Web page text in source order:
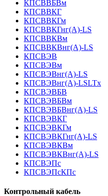
КПСВВБВм
КПСВВКГ
КПСВВКГм
КПСВВКГнг(А)-LS
КПСВВКВм
КПСВВКВнг(А)-LS
КПСВЭВ
КПСВЭВм
КПСВЭВнг(А)-LS
КПСВЭВнг(А)-LSLTx
КПСВЭВБВ
КПСВЭВБВм
КПСВЭВБВнг(А)-LS
КПСВЭВКГ
КПСВЭВКГм
КПСВЭВКГнг(А)-LS
КПСВЭВКВм
КПСВЭВКВнг(А)-LS
КПСВЭПс
КПСВЭПсКПс
Контрольный кабель